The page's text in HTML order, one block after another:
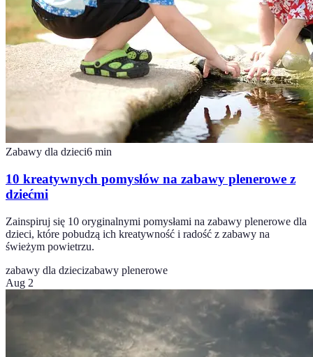
Zabawy dla dzieci6 min
10 kreatywnych pomysłów na zabawy plenerowe z
dziećmi
Zainspiruj się 10 oryginalnymi pomysłami na zabawy plenerowe dla
dzieci, które pobudzą ich kreatywność i radość z zabawy na
świeżym powietrzu.
zabawy dla dziecizabawy plenerowe
Aug 2